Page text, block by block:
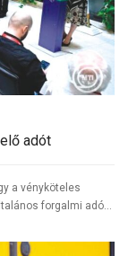
adót
a vényköteles
forgalmi adó...